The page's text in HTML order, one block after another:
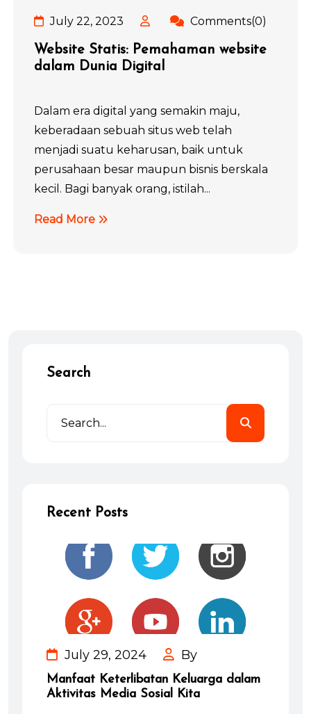
July 22, 2023 Comments(0)
Website Statis: Pemahaman website
dalam Dunia Digital
Dalam era digital yang semakin maju,
keberadaan sebuah situs web telah
menjadi suatu keharusan, baik untuk
perusahaan besar maupun bisnis berskala
kecil. Bagi banyak orang, istilah...
Read More
Search
Recent Posts
July 29, 2024 By
Manfaat Keterlibatan Keluarga dalam
Aktivitas Media Sosial Kita